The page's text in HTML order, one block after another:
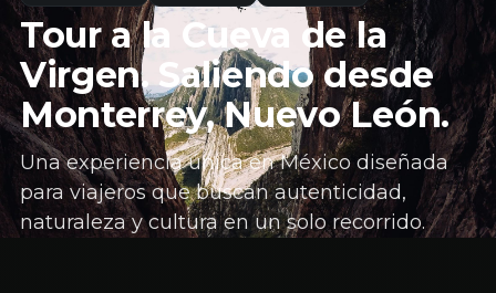
Tour a la Cueva de la
Virgen. Saliendo desde
Monterrey, Nuevo León.
Una experiencia única en México diseñada
para viajeros que buscan autenticidad,
naturaleza y cultura en un solo recorrido.